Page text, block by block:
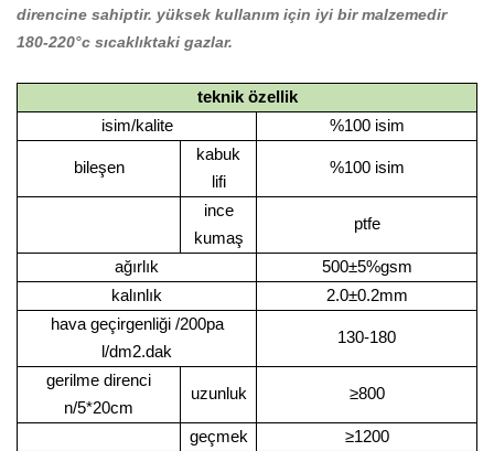
direncine sahiptir. yüksek kullanım için iyi bir malzemedir
180-220°c sıcaklıktaki gazlar.
teknik özellik
isim/kalite
%100 isim
bileşen
kabuk
lifi
%100 isim
ince
kumaş
ptfe
ağırlık
500±5%gsm
kalınlık
2.0±0.2mm
hava geçirgenliği/200pa
l/dm2.dak
130-180
gerilme direnci
n/5*20cm
uzunluk ≥800
geçmek
≥1200